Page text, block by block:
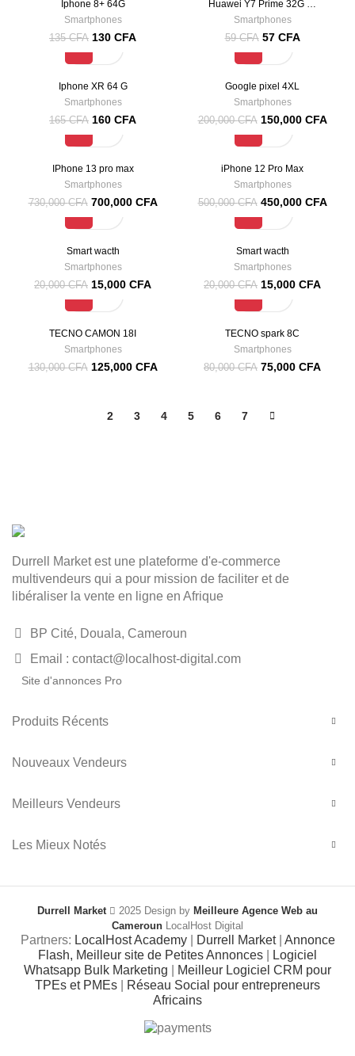
Iphone 8+ 64G
Smartphones
135CFA 130 CFA
Huawei Y7 Prime 32G …
Smartphones
59CFA 57 CFA
Iphone XR 64 G
Smartphones
165CFA 160 CFA
Google pixel 4XL
Smartphones
200,000CFA 150,000 CFA
IPhone 13 pro max
Smartphones
730,000CFA 700,000 CFA
iPhone 12 Pro Max
Smartphones
500,000CFA 450,000 CFA
Smart wacth
Smartphones
20,000CFA 15,000 CFA
Smart wacth
Smartphones
20,000CFA 15,000 CFA
TECNO CAMON 18I
Smartphones
130,000CFA 125,000 CFA
TECNO spark 8C
Smartphones
80,000CFA 75,000 CFA
2 3 4 5 6 7
Durrell Market est une plateforme d'e-commerce
multivendeurs qui a pour mission de faciliter et de
libéraliser la vente en ligne en Afrique
BP Cité, Douala, Cameroun
Email : contact@localhost-digital.com
Site d'annonces Pro
Produits Récents
Nouveaux Vendeurs
Meilleurs Vendeurs
Les Mieux Notés
Durrell Market 2025 Design by Meilleure Agence Web au
Cameroun LocalHost Digital
Partners: LocalHost Academy| Durrell Market| Annonce
Flash, Meilleur site de Petites Annonces
Logiciel
Whatsapp Bulk Marketing
Meilleur Logiciel CRM pour
TPEs et PMEs
Réseau Social pour entrepreneurs
Africains